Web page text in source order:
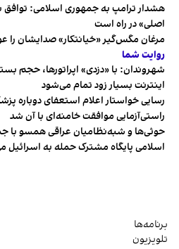
هشدار ترامپ به جمهوری اسلامی:
اصلی» در راه است
مرغان مگس‌گیر «خیانتکار» صدایشان را
روایت شما
شهروندان:‌ با «دزدی» اپراتورها، حجم
اینترنت بسیار زود تمام می‌شود
رسایی خواستار اعلام استعفای دوباره
راستی‌آزمایی موافقت خامنه‌ای با آن شد
حوثی‌ها و شبه‌نظامیان عراقی همسو با
اسلامی پایگاه مشترک حمله به اسرائیل
برنامه‌ها
تلویزیون